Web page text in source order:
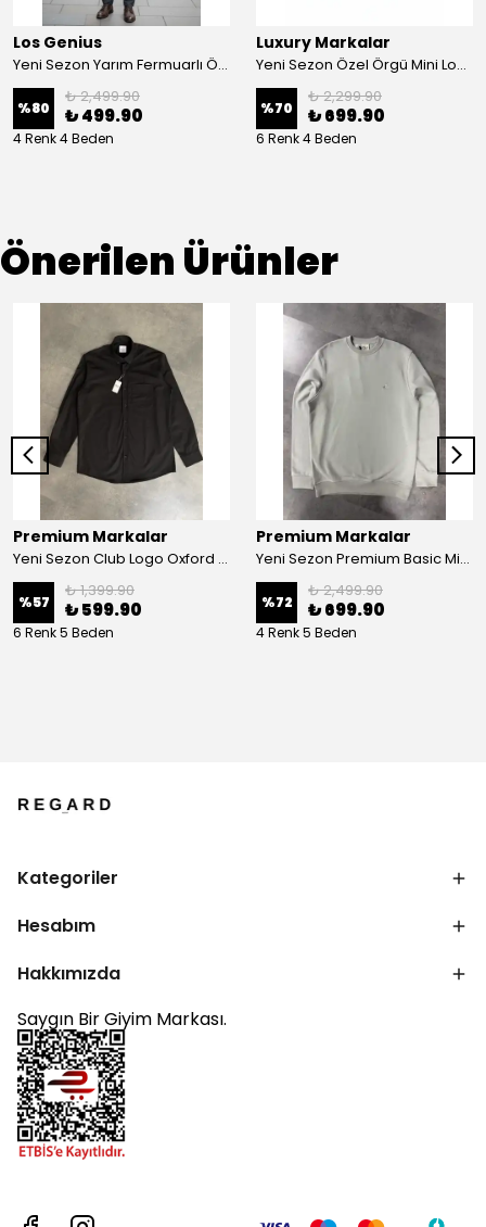
Los Genius
Yeni Sezon Yarım Fermuarlı Özel Örgü Yün Kazak
%80
₺ 2,499.90
₺ 499.90
4 Renk 4 Beden
Luxury Markalar
Yeni Sezon Özel Örgü Mini Logo Triko
%70
₺ 2,299.90
₺ 699.90
6 Renk 4 Beden
Önerilen Ürünler
Premium Markalar
Yeni Sezon Club Logo Oxford Gömlek
%57
₺ 1,399.90
₺ 599.90
6 Renk 5 Beden
Premium Markalar
Yeni Sezon Premium Basic Mini Logo Üç İplik Şardonsuz Sweatshirt
%72
₺ 2,499.90
₺ 699.90
4 Renk 5 Beden
Kategoriler
Hesabım
Hakkımızda
Saygın Bir Giyim Markası.